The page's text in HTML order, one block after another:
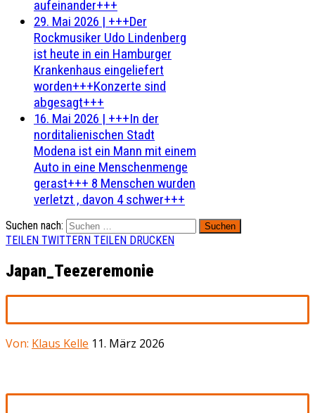
aufeinander+++
29. Mai 2026 | +++Der
Rockmusiker Udo Lindenberg
ist heute in ein Hamburger
Krankenhaus eingeliefert
worden+++Konzerte sind
abgesagt+++
16. Mai 2026 | +++In der
norditalienischen Stadt
Modena ist ein Mann mit einem
Auto in eine Menschenmenge
gerast+++ 8 Menschen wurden
verletzt , davon 4 schwer+++
Suchen nach:
TEILEN TWITTERN TEILEN DRUCKEN
Japan_Teezeremonie
Von: Klaus Kelle 11. März 2026